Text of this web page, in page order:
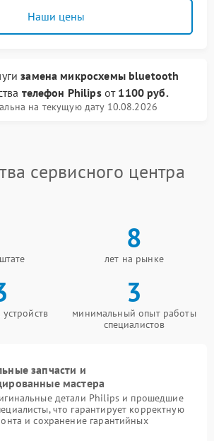
Наши цены
замена микросхемы bluetooth
телефон Philipsот 1100 руб.
на текущую дату 10.08.2026
сервисного центра
8
лет на рынке
3
минимальный опыт работы
специалистов
запчасти и
мастера
детали Philips и прошедшие
что гарантирует корректную
и сохранение гарантийных